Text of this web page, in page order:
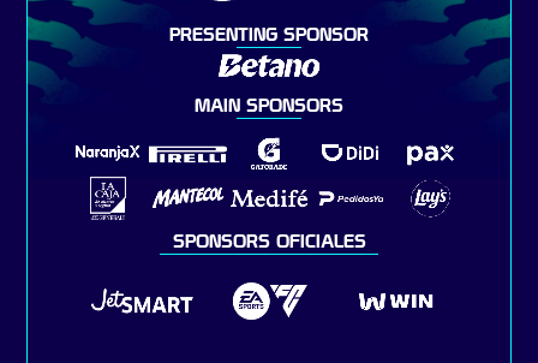
PRESENTING SPONSOR
MAIN SPONSORS
SPONSORS OFICIALES